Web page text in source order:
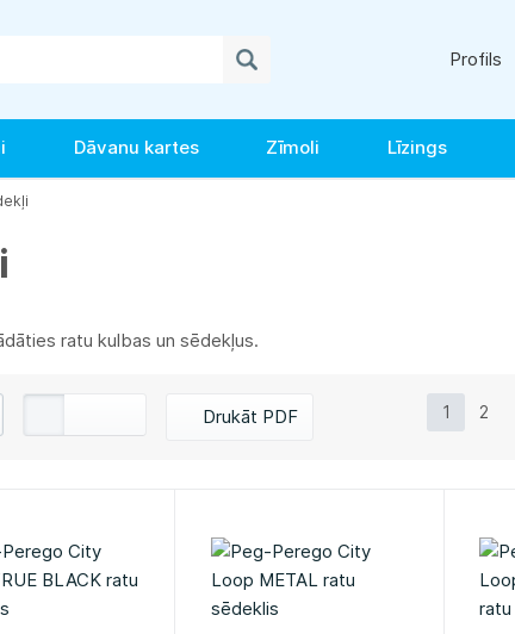
Profils
Dāvanu kartes Zīmoli Līzings
ratu kulbas un sēdekļus.
Drukāt PDF 1 2